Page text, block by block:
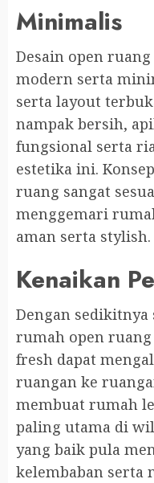
Minimalis
Desain open
modern serta
serta layout
nampak bersih,
fungsional serta
estetika ini.
ruang sangat
menggemari
aman serta stylish.
Kenaikan
Dengan
rumah open
fresh dapat
ruangan ke
membuat rumah
paling utama di
yang baik pula
kelembaban serta